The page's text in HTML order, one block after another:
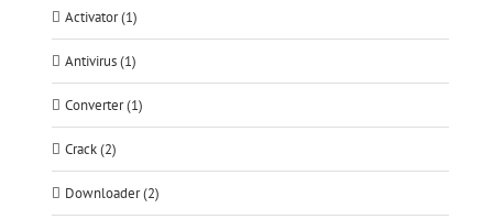
Activator (1)
Antivirus (1)
Converter (1)
Crack (2)
Downloader (2)